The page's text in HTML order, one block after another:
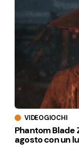
VIDEOGIOCHI
Phantom Blade
agosto con un